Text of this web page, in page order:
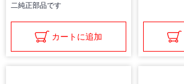
二純正部品です
カートに追加